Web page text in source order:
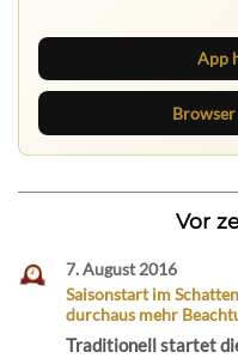
App
Vor
7. August 2016
Saisonstart im
durchaus mehr
Traditionell startet